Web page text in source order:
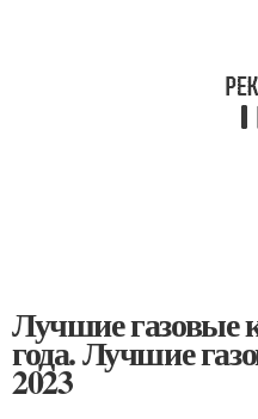
Лучшие газовые
года. Лучшие
2023